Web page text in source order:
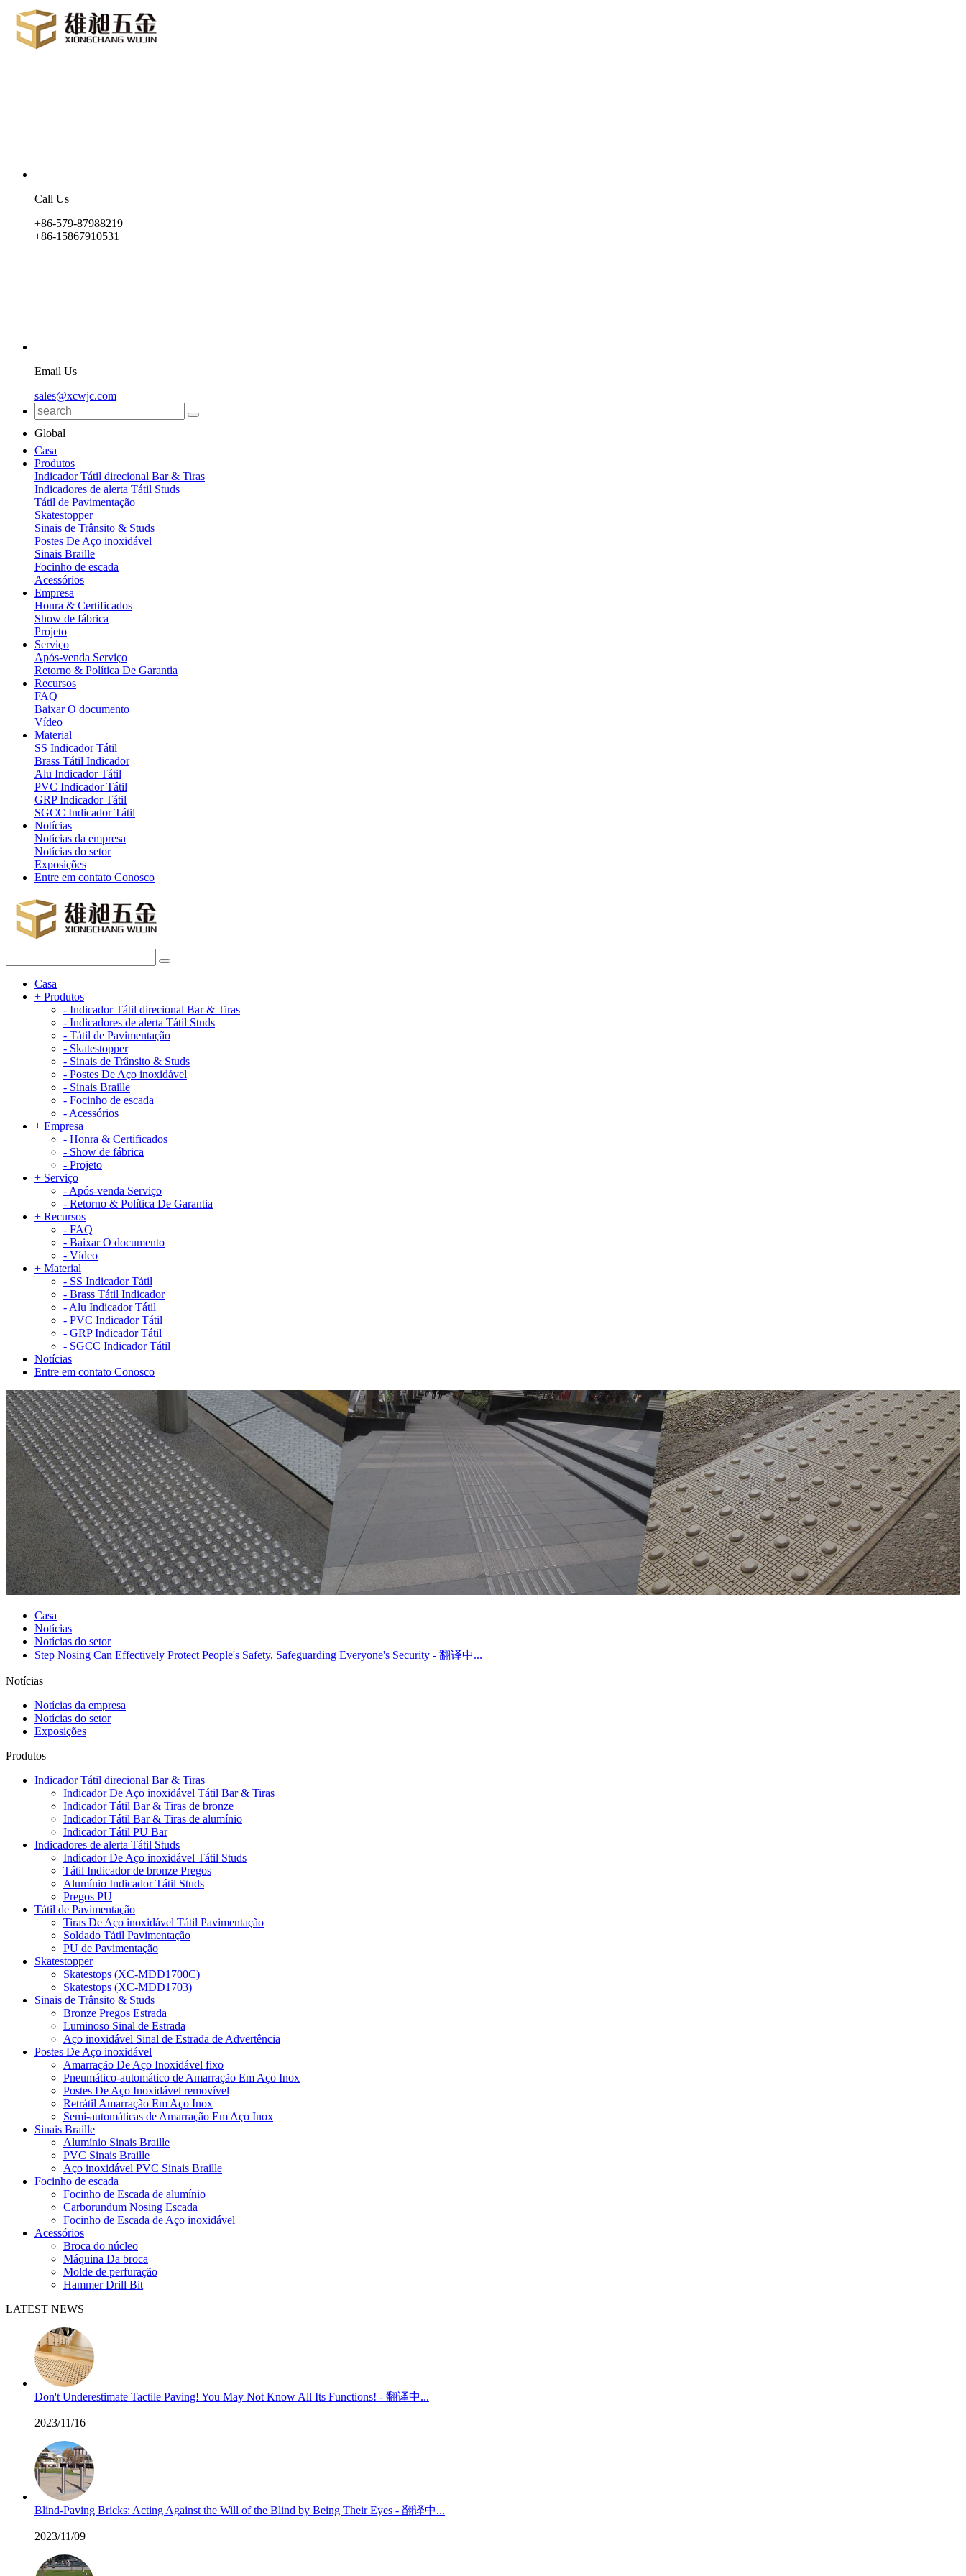
Call Us
+86-579-87988219
+86-15867910531
Email Us
sales@xcwjc.com
Global
Casa
Produtos
Indicador Tátil direcional Bar & Tiras
Indicadores de alerta Tátil Studs
Tátil de Pavimentação
Skatestopper
Sinais de Trânsito & Studs
Postes De Aço inoxidável
Sinais Braille
Focinho de escada
Acessórios
Empresa
Honra & Certificados
Show de fábrica
Projeto
Serviço
Após-venda Serviço
Retorno & Política De Garantia
Recursos
FAQ
Baixar O documento
Vídeo
Material
SS Indicador Tátil
Brass Tátil Indicador
Alu Indicador Tátil
PVC Indicador Tátil
GRP Indicador Tátil
SGCC Indicador Tátil
Notícias
Notícias da empresa
Notícias do setor
Exposições
Entre em contato Conosco
Casa
+ Produtos
- Indicador Tátil direcional Bar & Tiras
- Indicadores de alerta Tátil Studs
- Tátil de Pavimentação
- Skatestopper
- Sinais de Trânsito & Studs
- Postes De Aço inoxidável
- Sinais Braille
- Focinho de escada
- Acessórios
+ Empresa
- Honra & Certificados
- Show de fábrica
- Projeto
+ Serviço
- Após-venda Serviço
- Retorno & Política De Garantia
+ Recursos
- FAQ
- Baixar O documento
- Vídeo
+ Material
- SS Indicador Tátil
- Brass Tátil Indicador
- Alu Indicador Tátil
- PVC Indicador Tátil
- GRP Indicador Tátil
- SGCC Indicador Tátil
Notícias
Entre em contato Conosco
Casa
Notícias
Notícias do setor
Step Nosing Can Effectively Protect People's Safety, Safeguarding Everyone's Security - 翻译中...
Notícias
Notícias da empresa
Notícias do setor
Exposições
Produtos
Indicador Tátil direcional Bar & Tiras
Indicador De Aço inoxidável Tátil Bar & Tiras
Indicador Tátil Bar & Tiras de bronze
Indicador Tátil Bar & Tiras de alumínio
Indicador Tátil PU Bar
Indicadores de alerta Tátil Studs
Indicador De Aço inoxidável Tátil Studs
Tátil Indicador de bronze Pregos
Alumínio Indicador Tátil Studs
Pregos PU
Tátil de Pavimentação
Tiras De Aço inoxidável Tátil Pavimentação
Soldado Tátil Pavimentação
PU de Pavimentação
Skatestopper
Skatestops (XC-MDD1700C)
Skatestops (XC-MDD1703)
Sinais de Trânsito & Studs
Bronze Pregos Estrada
Luminoso Sinal de Estrada
Aço inoxidável Sinal de Estrada de Advertência
Postes De Aço inoxidável
Amarração De Aço Inoxidável fixo
Pneumático-automático de Amarração Em Aço Inox
Postes De Aço Inoxidável removível
Retrátil Amarração Em Aço Inox
Semi-automáticas de Amarração Em Aço Inox
Sinais Braille
Alumínio Sinais Braille
PVC Sinais Braille
Aço inoxidável PVC Sinais Braille
Focinho de escada
Focinho de Escada de alumínio
Carborundum Nosing Escada
Focinho de Escada de Aço inoxidável
Acessórios
Broca do núcleo
Máquina Da broca
Molde de perfuração
Hammer Drill Bit
LATEST NEWS
Don't Underestimate Tactile Paving! You May Not Know All Its Functions! - 翻译中...
2023/11/16
Blind-Paving Bricks: Acting Against the Will of the Blind by Being Their Eyes - 翻译中...
2023/11/09